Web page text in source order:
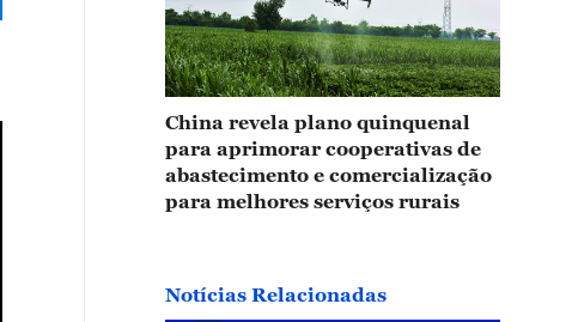
China revela plano quinquenal
para aprimorar cooperativas de
abastecimento e comercialização
para melhores serviços rurais
Notícias Relacionadas